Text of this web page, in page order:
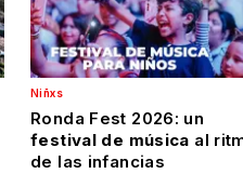
Niñxs
Ronda Fest 2026: un
festival de música al
de las infancias